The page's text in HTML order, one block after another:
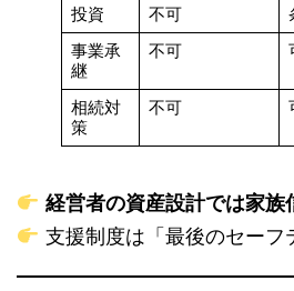
投資
不可
事業承
継
不可
相続対
策
不可
経営者の資産設計では家族
支援制度は「最後のセーフ